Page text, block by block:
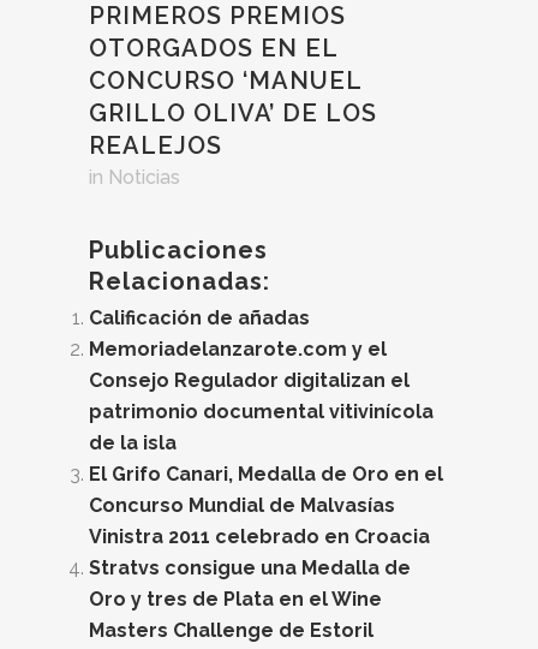
PRIMEROS PREMIOS
OTORGADOS EN EL
CONCURSO ‘MANUEL
GRILLO OLIVA’ DE LOS
REALEJOS
in Noticias
Publicaciones
Relacionadas:
Calificación de añadas
Memoriadelanzarote.com y el
Consejo Regulador digitalizan el
patrimonio documental vitivinícola
de la isla
El Grifo Canari, Medalla de Oro en el
Concurso Mundial de Malvasías
Vinistra 2011 celebrado en Croacia
Stratvs consigue una Medalla de
Oro y tres de Plata en el Wine
Masters Challenge de Estoril